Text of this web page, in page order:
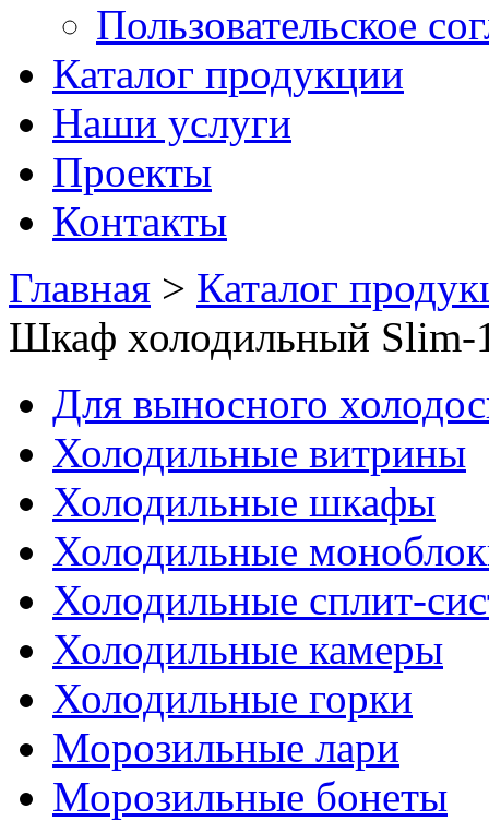
Пользовательское
Каталог продукции
Наши услуги
Проекты
Контакты
Главная > Каталог
Шкаф холодильный Slim-
Для выносного
Холодильные витрины
Холодильные шкафы
Холодильные
Холодильные сплит-
Холодильные камеры
Холодильные горки
Морозильные лари
Морозильные бонеты